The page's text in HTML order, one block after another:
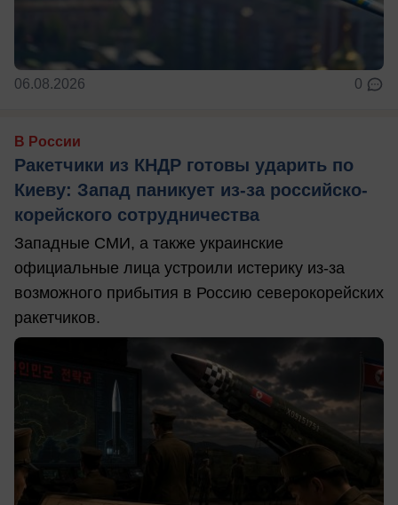
06.08.2026 0
В России
Ракетчики из КНДР готовы ударить по
Киеву: Запад паникует из-за российско-
корейского сотрудничества
Западные СМИ, а также украинские
официальные лица устроили истерику из-за
возможного прибытия в Россию северокорейских
ракетчиков.